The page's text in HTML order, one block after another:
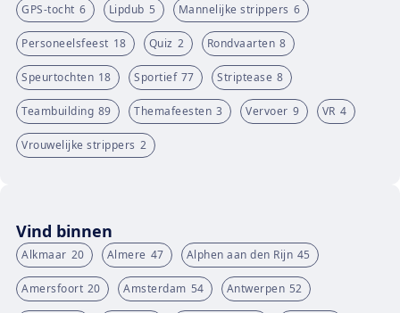
GPS-tocht 6 Lipdub 5 Mannelijke strippers 6
Personeelsfeest 18 Quiz 2 Rondvaarten 8
Speurtochten 18 Sportief 77 Striptease 8
Teambuilding 89 Themafeesten 3 Vervoer 9 VR 4
Vrouwelijke strippers 2
Vind binnen
Alkmaar 20 Almere 47 Alphen aan den Rijn 45
Amersfoort 20 Amsterdam 54 Antwerpen 52